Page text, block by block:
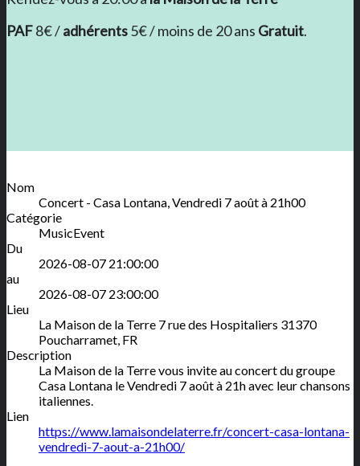
PAF8€ /adhérents5€ / moins de 20 ans Gratuit.
Nom
Concert - Casa Lontana, Vendredi 7 août à 21h00
Catégorie
MusicEvent
Du
2026-08-07 21:00:00
au
2026-08-07 23:00:00
Lieu
La Maison de la Terre 7 rue des Hospitaliers 31370
Poucharramet, FR
Description
La Maison de la Terre vous invite au concert du groupe
Casa Lontana le Vendredi 7 août à 21h avec leur chansons
italiennes.
Lien
https://www.lamaisondelaterre.fr/concert-casa-lontana-
vendredi-7-aout-a-21h00/